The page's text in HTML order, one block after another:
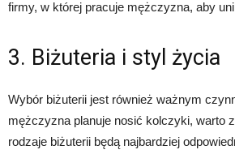
firmy, w której pracuje mężczyzna, aby
3. Biżuteria i styl życia
Wybór biżuterii jest również ważnym
mężczyzna planuje nosić kolczyki, warto
rodzaje biżuterii będą najbardziej